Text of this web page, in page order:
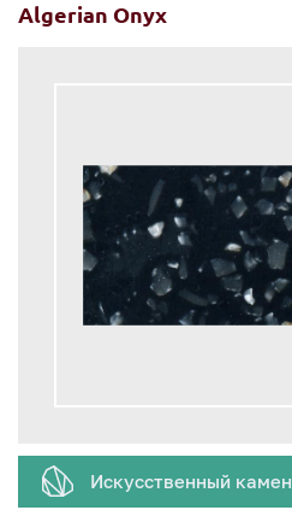
Algerian Onyx
Искусственный